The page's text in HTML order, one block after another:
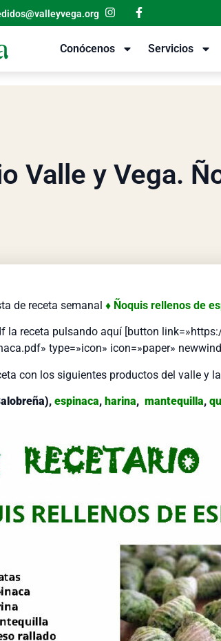
Conócenos Servicios
Valle y Vega.
de receta semanal ♦ Ñoquis rellenos de
la receta pulsando aquí [button
type=»icon» icon=»paper»
con los siguientes productos del valle y
espinaca, harina, mantequilla,